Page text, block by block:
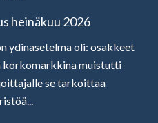
heinäkuu 2026
ydinasetelma oli: osakkeet
korkomarkkina muistutti
se tarkoittaa